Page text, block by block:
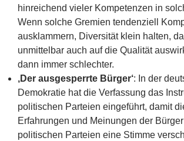
hinreichend vieler Kompetenzen in
Wenn solche Gremien tendenziell
ausklammern, Diversität klein halten,
unmittelbar auch auf die Qualität
dann immer schlechter.
‚Der ausgesperrte Bürger‘: In der
Demokratie hat die Verfassung das
politischen Parteien eingeführt, damit
Erfahrungen und Meinungen der
politischen Parteien eine Stimme